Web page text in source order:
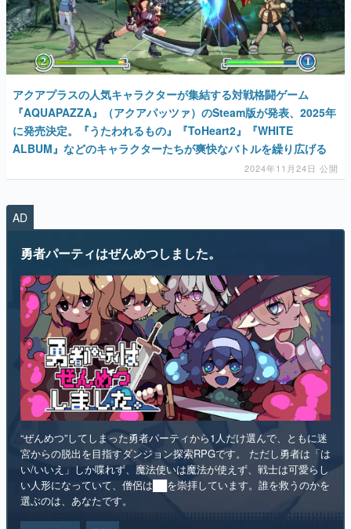
ゲームが変えた日本語
「経験値」「裏技」「ラスボス」… ゲームにまつわる言葉
の起源や用法の変遷を、コンピューター文化史研究家・タ
イニーP氏が徹底調査。
カテゴリ
特集記事
マンガ
女性向け
アプリレビュー
その他
電ファミニコゲーマーとは？
運営：株式会社マレ
アクアプラスの人気キャラクターが集結する対戦格闘ゲーム
『AQUAPAZZA』（アクアパッツァ）のSteam版が発表、2025年
に発売決定。『うたわれるもの』『ToHeart2』『WHITE
ALBUM』などのキャラクターたちが爽快なバトルを繰り広げる
2024年11月24日 公開
“ぜんめつ”してしまった勇者パーティから1人だけ選んで、ともに迷
宮からの脱出を目指すダンジョン探索RPGです。 ただし勇者は「は
い/いいえ」しか喋れず、魔法使いは魔法が使えず、戦士は可愛らし
い人形になっていて、僧侶は██を崇拝しています。誰を救うのかを
選ぶのは、あなたです。
インディー RPG
リリース日：2026年第4四半期